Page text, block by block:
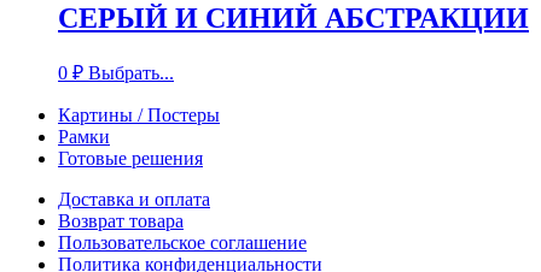
СЕРЫЙ И СИНИЙ АБСТРАКЦИИ
0 ₽ Выбрать...
Картины / Постеры
Рамки
Готовые решения
Доставка и оплата
Возврат товара
Пользовательское соглашение
Политика конфиденциальности